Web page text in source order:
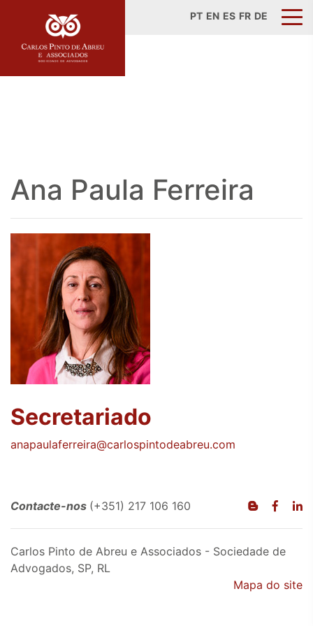
PT EN ES FR DE
Ana Paula Ferreira
Secretariado
anapaulaferreira@carlospintodeabreu.com
Contacte-nos (+351) 217 106 160
Carlos Pinto de Abreu e Associados - Sociedade de
Advogados, SP, RL
Mapa do site